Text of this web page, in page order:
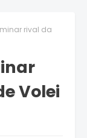
rival da
Volei